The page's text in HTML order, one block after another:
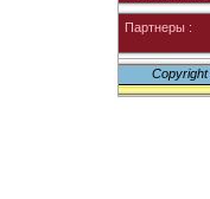
Партнеры :
Copyright